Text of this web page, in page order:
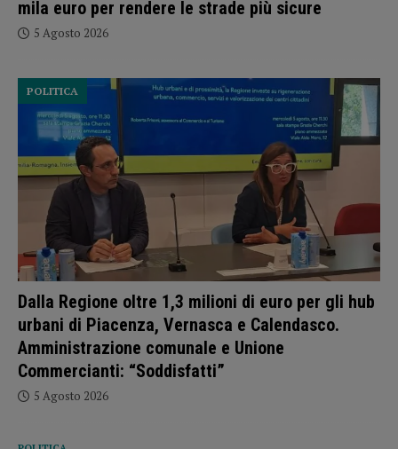
mila euro per rendere le strade più sicure
5 Agosto 2026
Dalla Regione oltre 1,3 milioni di euro per gli hub
urbani di Piacenza, Vernasca e Calendasco.
Amministrazione comunale e Unione
Commercianti: “Soddisfatti”
POLITICA
5 Agosto 2026